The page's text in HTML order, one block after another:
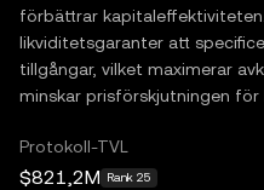
förbättrar
likviditetsgaranter att
tillgångar, vilket maximerar
minskar prisförskjutningen för
Protokoll-TVL
$821,2M Rank 25